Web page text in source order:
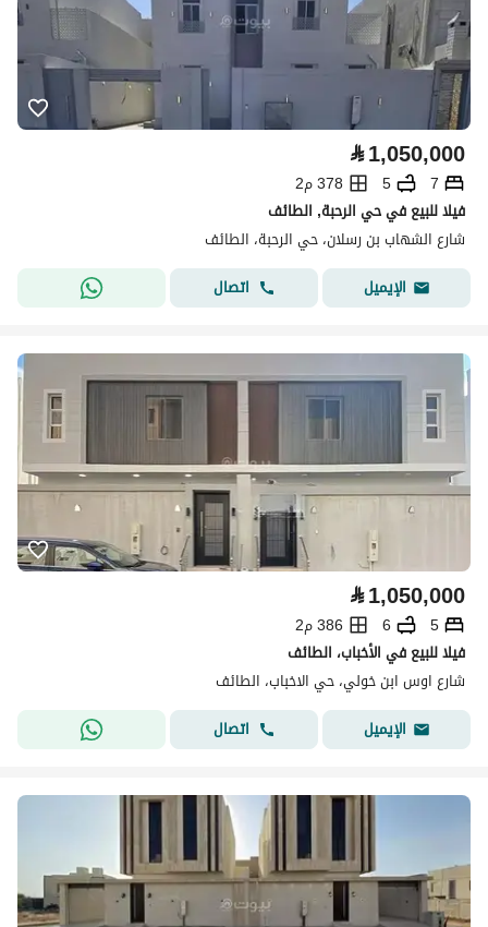
⃁1,050,000
7
5
378 م2
فيلا للبيع في حي الرحبة, الطائف
شارع الشهاب بن رسلان، حي الرحبة، الطائف
الإيميل
اتصال
⃁1,050,000
5
6
386 م2
فيلا للبيع في الأخباب، الطائف
شارع اوس ابن خولي، حي الاخباب، الطائف
الإيميل
اتصال